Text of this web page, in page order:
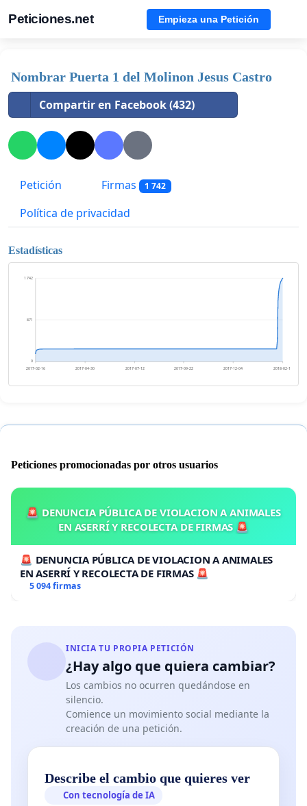
Peticiones.net Empieza una Petición
Nombrar Puerta 1 del Molinon Jesus Castro
Compartir en Facebook (432)
Petición Firmas 1 742
Política de privacidad
Estadísticas
0
871
1 742
2017-02-16 2017-04-30 2017-07-12 2017-09-22 2017-12-04 2018-02-15
Peticiones promocionadas por otros usuarios
🚨 DENUNCIA PÚBLICA DE VIOLACION A ANIMALES
EN ASERRÍ Y RECOLECTA DE FIRMAS 🚨
🚨 DENUNCIA PÚBLICA DE VIOLACION A ANIMALES
EN ASERRÍ Y RECOLECTA DE FIRMAS 🚨
5 094 firmas
INICIA TU PROPIA PETICIÓN
¿Hay algo que quiera cambiar?
Los cambios no ocurren quedándose en
silencio.
Comience un movimiento social mediante la
creación de una petición.
Describe el cambio que quieres ver
Con tecnología de IA